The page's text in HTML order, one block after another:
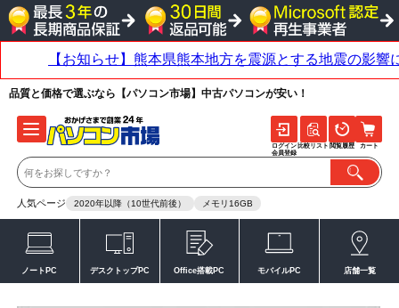
品質と価格で選ぶなら【パソコン市場】中古パソコンが安い！
人気ページ 2020年以降（10世代前後） メモリ16GB
ログイン
会員登録
比較リスト 閲覧履歴 カート
ノートPC デスクトップPC Office搭載PC モバイルPC 店舗一覧